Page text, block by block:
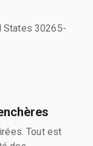
States 30265-
Tout est